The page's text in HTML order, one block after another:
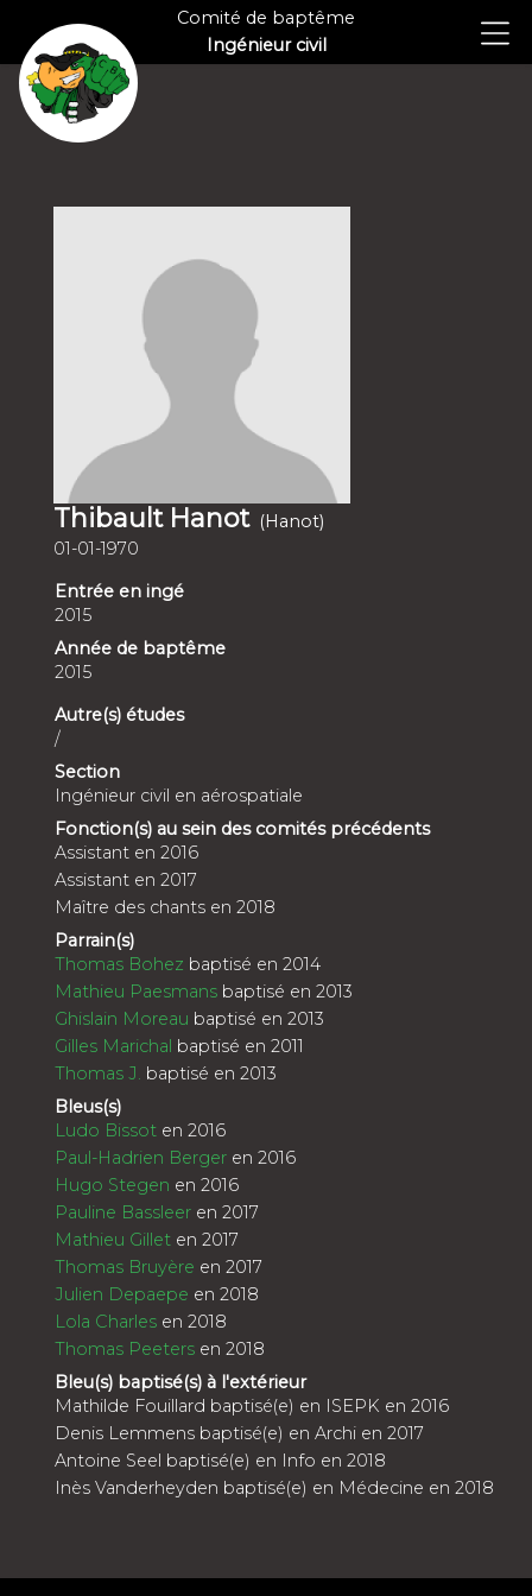
Comité de baptême
Ingénieur civil
Thibault Hanot (Hanot)
01-01-1970
Entrée en ingé
2015
Année de baptême
2015
Autre(s) études
/
Section
Ingénieur civil en aérospatiale
Fonction(s) au sein des comités précédents
Assistant en 2016
Assistant en 2017
Maître des chants en 2018
Parrain(s)
Thomas Bohez baptisé en 2014
Mathieu Paesmans baptisé en 2013
Ghislain Moreau baptisé en 2013
Gilles Marichal baptisé en 2011
Thomas J. baptisé en 2013
Bleus(s)
Ludo Bissot en 2016
Paul-Hadrien Berger en 2016
Hugo Stegen en 2016
Pauline Bassleer en 2017
Mathieu Gillet en 2017
Thomas Bruyère en 2017
Julien Depaepe en 2018
Lola Charles en 2018
Thomas Peeters en 2018
Bleu(s) baptisé(s) à l'extérieur
Mathilde Fouillard baptisé(e) en ISEPK en 2016
Denis Lemmens baptisé(e) en Archi en 2017
Antoine Seel baptisé(e) en Info en 2018
Inès Vanderheyden baptisé(e) en Médecine en 2018